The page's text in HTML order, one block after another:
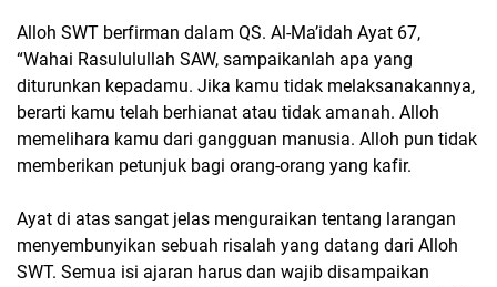
Alloh SWT berfirman dalam QS. Al-Ma’idah Ayat 67,
“Wahai Rasululullah SAW, sampaikanlah apa yang
diturunkan kepadamu. Jika kamu tidak melaksanakannya,
berarti kamu telah berhianat atau tidak amanah. Alloh
memelihara kamu dari gangguan manusia. Alloh pun tidak
memberikan petunjuk bagi orang-orang yang kafir.
Ayat di atas sangat jelas menguraikan tentang larangan
menyembunyikan sebuah risalah yang datang dari Alloh
SWT. Semua isi ajaran harus dan wajib disampaikan